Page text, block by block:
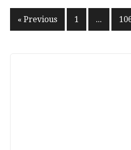
文
« Previous 1 ...